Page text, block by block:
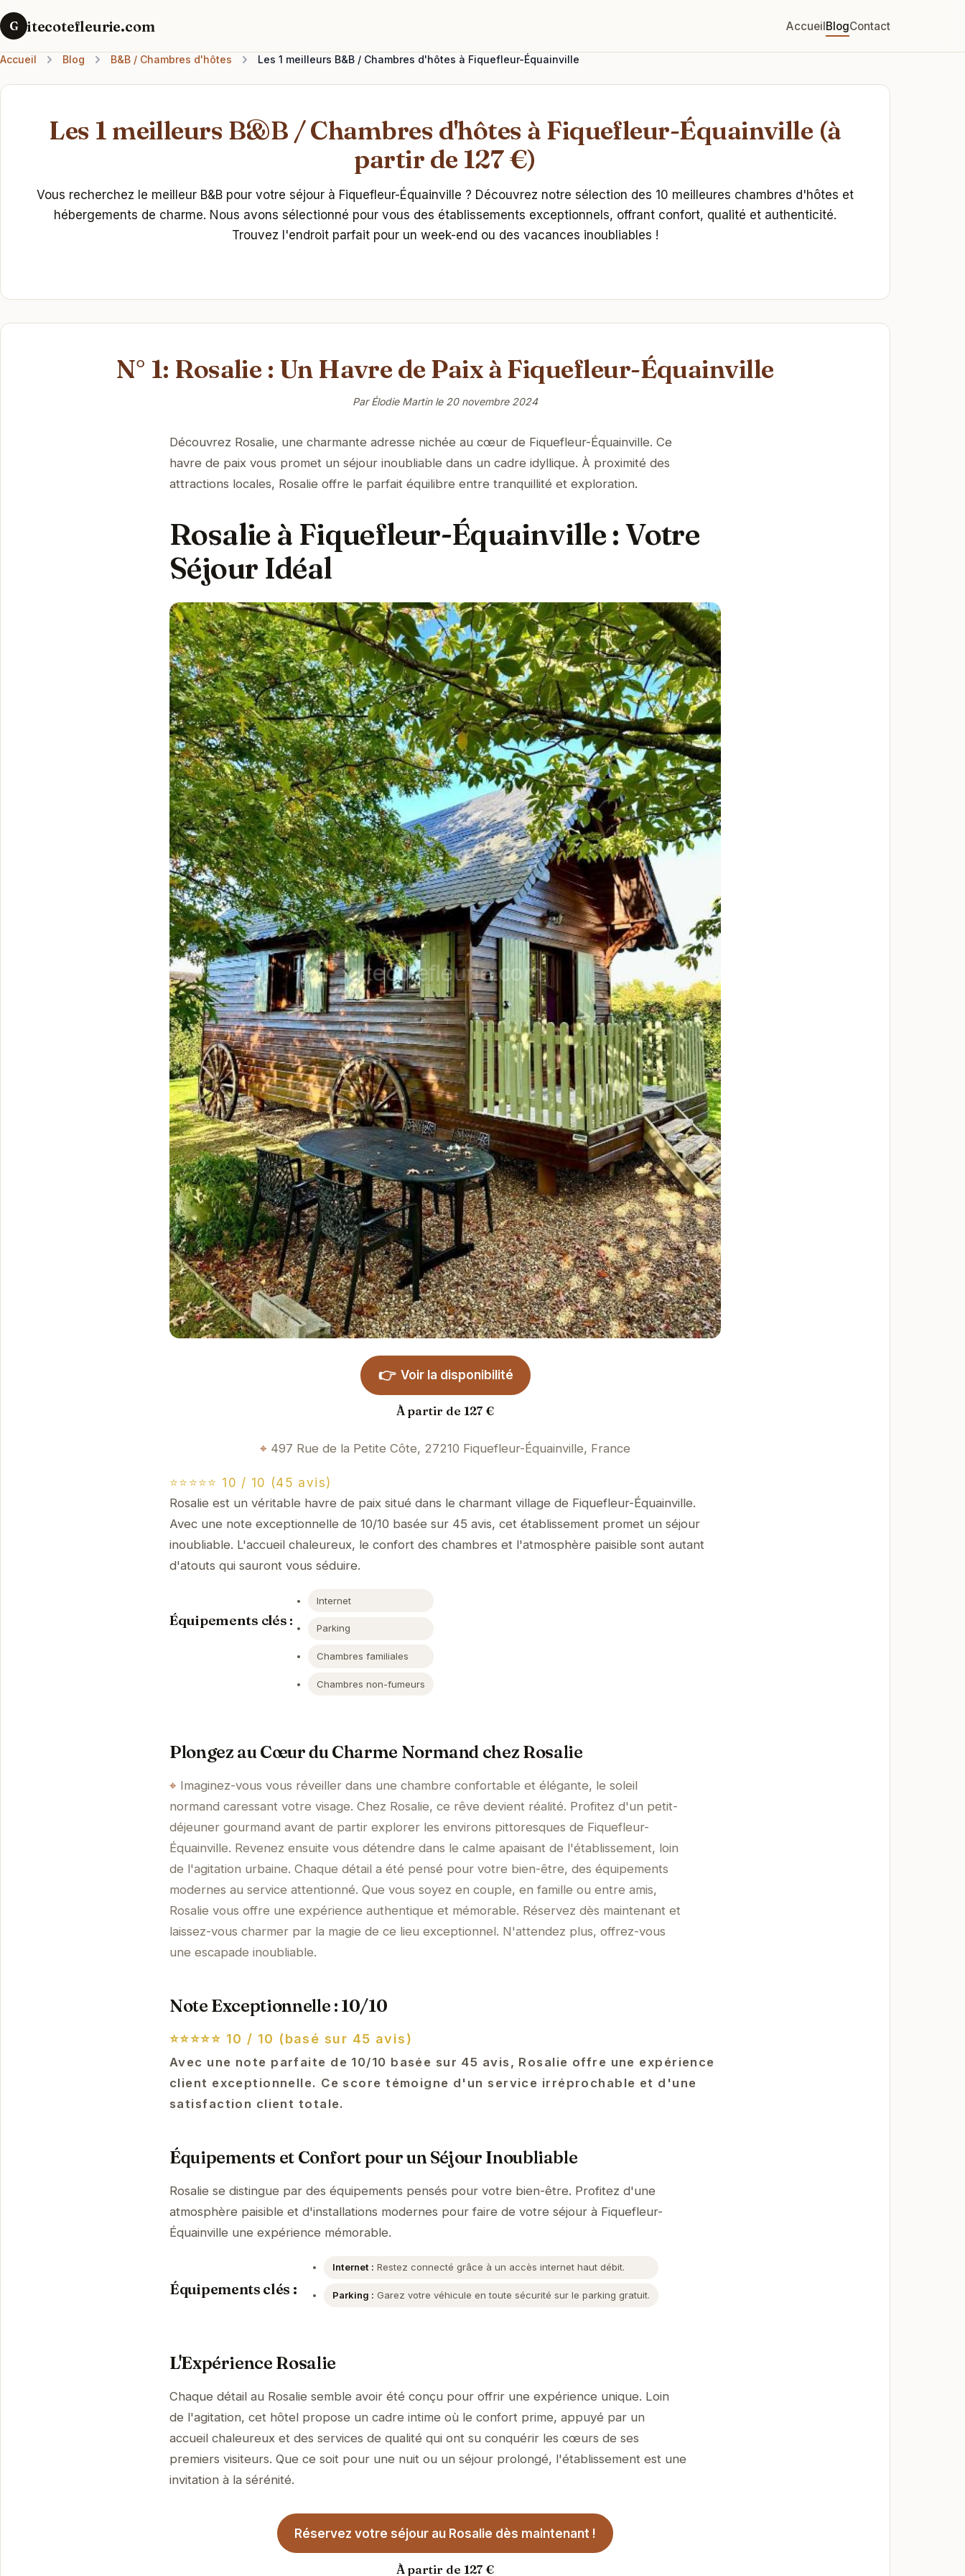
G itecotefleurie.com AccueilBlogContact
Accueil Blog B&B / Chambres d'hôtes Les 1 meilleurs B&B / Chambres d'hôtes à Fiquefleur-Équainville
Les 1 meilleurs B&B / Chambres d'hôtes à Fiquefleur-Équainville (à
partir de 127 €)
Vous recherchez le meilleur B&B pour votre séjour à Fiquefleur-Équainville ? Découvrez notre sélection des 10 meilleures chambres d'hôtes et
hébergements de charme. Nous avons sélectionné pour vous des établissements exceptionnels, offrant confort, qualité et authenticité.
Trouvez l'endroit parfait pour un week-end ou des vacances inoubliables !
N° 1: Rosalie : Un Havre de Paix à Fiquefleur-Équainville
Par Élodie Martin le 20 novembre 2024
Découvrez Rosalie, une charmante adresse nichée au cœur de Fiquefleur-Équainville. Ce
havre de paix vous promet un séjour inoubliable dans un cadre idyllique. À proximité des
attractions locales, Rosalie offre le parfait équilibre entre tranquillité et exploration.
Rosalie à Fiquefleur-Équainville : Votre
Séjour Idéal
👉 Voir la disponibilité
À partir de 127 €
497 Rue de la Petite Côte, 27210 Fiquefleur-Équainville, France
⭐⭐⭐⭐⭐ 10 / 10 (45 avis)
Rosalie est un véritable havre de paix situé dans le charmant village de Fiquefleur-Équainville.
Avec une note exceptionnelle de 10/10 basée sur 45 avis, cet établissement promet un séjour
inoubliable. L'accueil chaleureux, le confort des chambres et l'atmosphère paisible sont autant
d'atouts qui sauront vous séduire.
Équipements clés :
Internet
Parking
Chambres familiales
Chambres non-fumeurs
Plongez au Cœur du Charme Normand chez Rosalie
Imaginez-vous vous réveiller dans une chambre confortable et élégante, le soleil
normand caressant votre visage. Chez Rosalie, ce rêve devient réalité. Profitez d'un petit-
déjeuner gourmand avant de partir explorer les environs pittoresques de Fiquefleur-
Équainville. Revenez ensuite vous détendre dans le calme apaisant de l'établissement, loin
de l'agitation urbaine. Chaque détail a été pensé pour votre bien-être, des équipements
modernes au service attentionné. Que vous soyez en couple, en famille ou entre amis,
Rosalie vous offre une expérience authentique et mémorable. Réservez dès maintenant et
laissez-vous charmer par la magie de ce lieu exceptionnel. N'attendez plus, offrez-vous
une escapade inoubliable.
Note Exceptionnelle : 10/10
⭐⭐⭐⭐⭐ 10 / 10 (basé sur 45 avis)
Avec une note parfaite de 10/10 basée sur 45 avis, Rosalie offre une expérience
client exceptionnelle. Ce score témoigne d'un service irréprochable et d'une
satisfaction client totale.
Équipements et Confort pour un Séjour Inoubliable
Rosalie se distingue par des équipements pensés pour votre bien-être. Profitez d'une
atmosphère paisible et d'installations modernes pour faire de votre séjour à Fiquefleur-
Équainville une expérience mémorable.
Équipements clés :
Internet : Restez connecté grâce à un accès internet haut débit.
Parking : Garez votre véhicule en toute sécurité sur le parking gratuit.
L'Expérience Rosalie
Chaque détail au Rosalie semble avoir été conçu pour offrir une expérience unique. Loin
de l'agitation, cet hôtel propose un cadre intime où le confort prime, appuyé par un
accueil chaleureux et des services de qualité qui ont su conquérir les cœurs de ses
premiers visiteurs. Que ce soit pour une nuit ou un séjour prolongé, l'établissement est une
invitation à la sérénité.
Réservez votre séjour au Rosalie dès maintenant !
À partir de 127 €